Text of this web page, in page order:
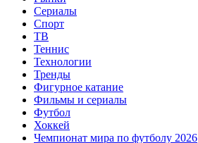
Сериалы
Спорт
ТВ
Теннис
Технологии
Тренды
Фигурное катание
Фильмы и сериалы
Футбол
Хоккей
Чемпионат мира по футболу 2026